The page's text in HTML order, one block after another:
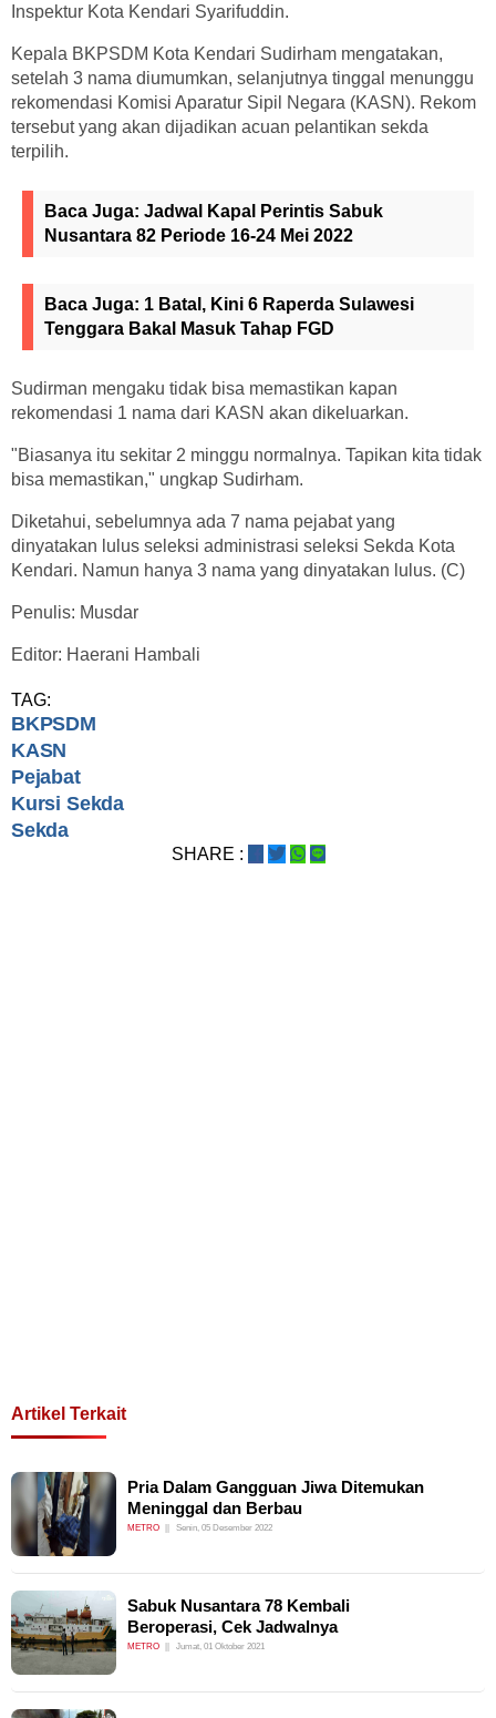
Inspektur Kota Kendari Syarifuddin.
Kepala BKPSDM Kota Kendari Sudirham mengatakan,
setelah 3 nama diumumkan, selanjutnya tinggal menunggu
rekomendasi Komisi Aparatur Sipil Negara (KASN). Rekom
tersebut yang akan dijadikan acuan pelantikan sekda
terpilih.
Baca Juga: Jadwal Kapal Perintis Sabuk
Nusantara 82 Periode 16-24 Mei 2022
Baca Juga: 1 Batal, Kini 6 Raperda Sulawesi
Tenggara Bakal Masuk Tahap FGD
Sudirman mengaku tidak bisa memastikan kapan
rekomendasi 1 nama dari KASN akan dikeluarkan.
"Biasanya itu sekitar 2 minggu normalnya. Tapikan kita tidak
bisa memastikan," ungkap Sudirham.
Diketahui, sebelumnya ada 7 nama pejabat yang
dinyatakan lulus seleksi administrasi seleksi Sekda Kota
Kendari. Namun hanya 3 nama yang dinyatakan lulus. (C)
Penulis: Musdar
Editor: Haerani Hambali
TAG:
BKPSDM
KASN
Pejabat
Kursi Sekda
Sekda
SHARE :
Artikel Terkait
Pria Dalam Gangguan Jiwa Ditemukan
Meninggal dan Berbau
METRO Senin, 05 Desember 2022
Sabuk Nusantara 78 Kembali
Beroperasi, Cek Jadwalnya
METRO Jumat, 01 Oktober 2021